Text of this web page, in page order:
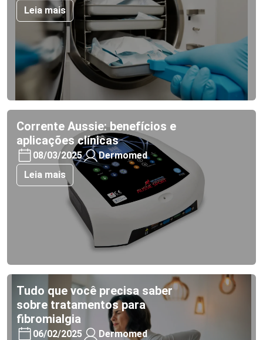
Leia mais
Corrente Aussie: benefícios e
aplicações clínicas
08/03/2025
Dermomed
Leia mais
Tudo que você precisa saber
sobre tratamentos para
fibromialgia
06/02/2025
Dermomed